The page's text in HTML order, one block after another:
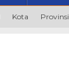
Kota Provinsi